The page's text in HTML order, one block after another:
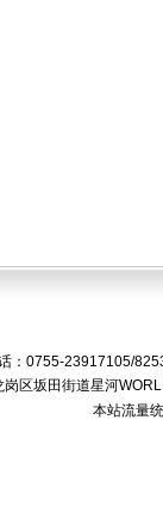
：0755-23917105/
区坂田街道星河
本站流量